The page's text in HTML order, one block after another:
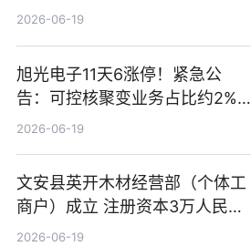
2026-06-19
旭光电子11天6涨停！紧急公
告：可控核聚变业务占比约2%！
前沿热点
2026-06-19
文安县英开木材经营部（个体工
商户）成立 注册资本3万人民币
新要闻
2026-06-19